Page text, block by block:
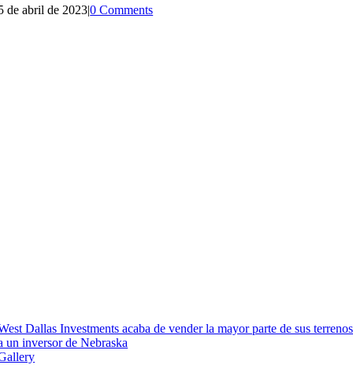
de abril de 2023|0 Comments
Dallas Investments acaba de vender la mayor parte de sus terrenos
un inversor de Nebraska